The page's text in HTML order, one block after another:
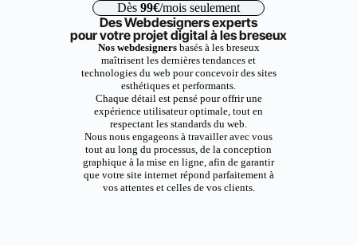
Dès 99€/mois seulement
Des Webdesigners experts
pour votre projet digital à les breseux
Nos webdesignersbasés à les breseux
maîtrisent les dernières tendances et
technologies du web pour concevoir des sites
esthétiques et performants.
Chaque détail est pensé pour offrir une
expérience utilisateur optimale, tout en
respectant les standards du web.
Nous nous engageons à travailler avec vous
tout au long du processus, de la conception
graphique à la mise en ligne, afin de garantir
que votre site internet répond parfaitement à
vos attentes et celles de vos clients.